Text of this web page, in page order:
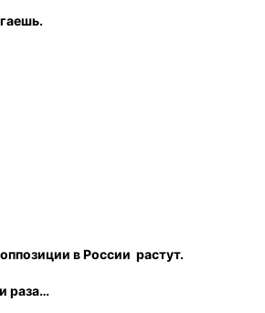
в России растут.
раза…